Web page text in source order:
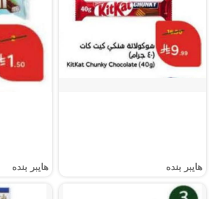
هايبر بنده هايبر بنده